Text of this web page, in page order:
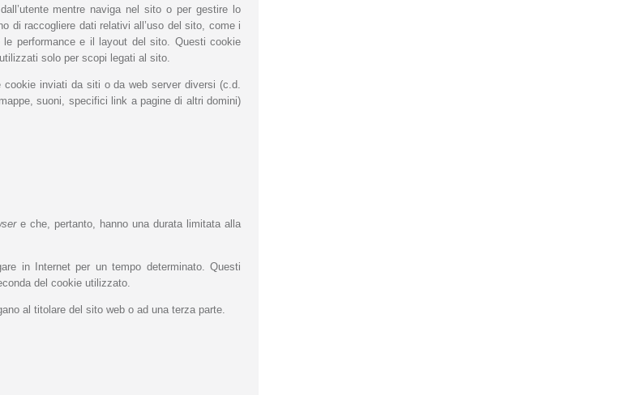
mentre naviga nel sito o per gestire lo
di raccogliere dati relativi all’uso del sito, come i
performance e il layout del sito. Questi cookie
solo per scopi legati al sito.
cookie inviati da siti o da web server diversi (c.d.
suoni, specifici link a pagine di altri domini)
e che, pertanto, hanno una durata limitata alla
in Internet per un tempo determinato. Questi
del cookie utilizzato.
al titolare del sito web o ad una terza parte.